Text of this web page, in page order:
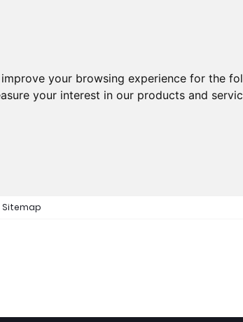
your browsing experience for the
your interest in our products and
Sitemap